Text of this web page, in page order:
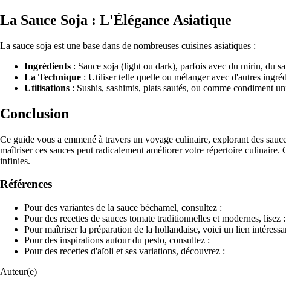
La Sauce Soja : L'Élégance Asiatique
La sauce soja est une base dans de nombreuses cuisines asiatiques :
Ingrédients : Sauce soja (light ou dark), parfois avec du mirin, du
La Technique : Utiliser telle quelle ou mélanger avec d'autres
Utilisations : Sushis, sashimis, plats sautés, ou comme condiment
Conclusion
Ce guide vous a emmené à travers un voyage culinaire, explorant des
maîtriser ces sauces peut radicalement améliorer votre répertoire
infinies.
Références
Pour des variantes de la sauce béchamel, consultez :
Pour des recettes de sauces tomate traditionnelles et modernes, lisez :
Pour maîtriser la préparation de la hollandaise, voici un lien
Pour des inspirations autour du pesto, consultez :
Pour des recettes d'aïoli et ses variations, découvrez :
Auteur(e)